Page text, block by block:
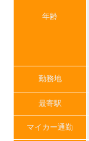
年齢
勤務地
最寄駅
マイカー通勤